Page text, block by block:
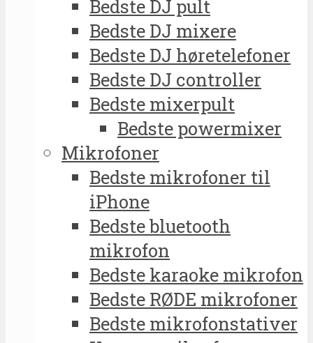
Bedste DJ pult
Bedste DJ mixere
Bedste DJ høretelefoner
Bedste DJ controller
Bedste mixerpult
Bedste powermixer
Mikrofoner
Bedste mikrofoner til
iPhone
Bedste bluetooth
mikrofon
Bedste karaoke mikrofon
Bedste RØDE mikrofoner
Bedste mikrofonstativer